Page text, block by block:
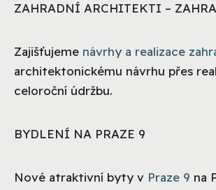
ZAHRADNÍ ARCHITEKTI –
Zajišťujeme návrhy a realizace
architektonickému návrhu přes
celoroční údržbu.
BYDLENÍ NA PRAZE 9
Nové atraktivní byty v Praze 9 na